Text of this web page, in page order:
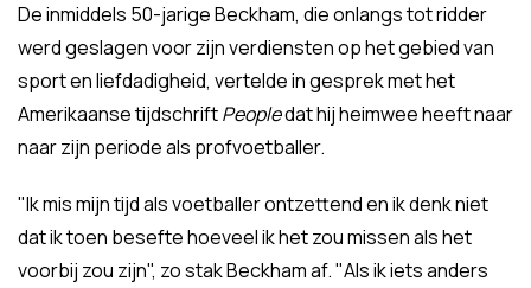
De inmiddels 50-jarige Beckham, die onlangs tot ridder
werd geslagen voor zijn verdiensten op het gebied van
sport en liefdadigheid, vertelde in gesprek met het
Amerikaanse tijdschriftPeopledat hij heimwee heeft naar
naar zijn periode als profvoetballer.
"Ik mis mijn tijd als voetballer ontzettend en ik denk niet
dat ik toen besefte hoeveel ik het zou missen als het
voorbij zou zijn", zo stak Beckham af. "Als ik iets anders